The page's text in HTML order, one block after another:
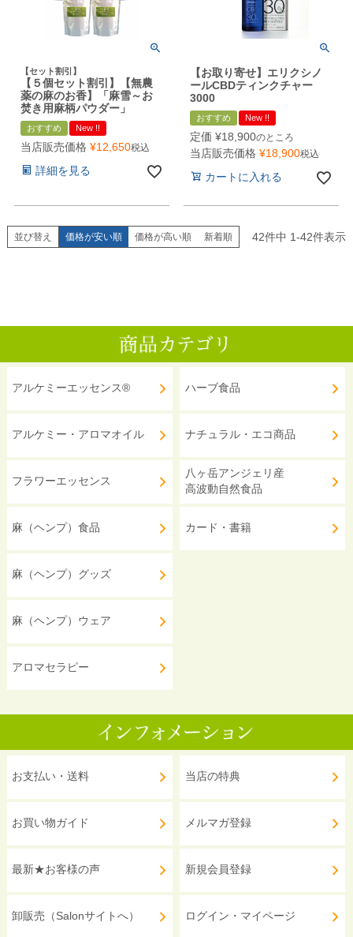
【セット割引】
【５個セット割引】【無農
薬の麻のお香】「麻雪～お
焚き用麻柄パウダー」
おすすめ New !!
当店販売価格 ¥12,650税込
詳細を見る
【お取り寄せ】エリクシノ
ールCBDティンクチャー
3000
おすすめ New !!
定価 ¥18,900のところ
当店販売価格 ¥18,900税込
カートに入れる
並び替え 価格が安い順 価格が高い順 新着順 42件中 1-42件表示
アルケミーエッセンス®
アルケミー・アロマオイル
フラワーエッセンス
麻（ヘンプ）食品
麻（ヘンプ）グッズ
麻（ヘンプ）ウェア
アロマセラピー
ハーブ食品
ナチュラル・エコ商品
八ヶ岳アンジェリ産
高波動自然食品
カード・書籍
お支払い・送料
お買い物ガイド
最新★お客様の声
卸販売（Salonサイトへ）
当店の特典
メルマガ登録
新規会員登録
ログイン・マイページ